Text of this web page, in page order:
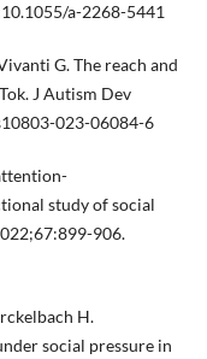
a-2268-5441
G. The reach and
J Autism Dev
023-06084-6
study of social
906.
H.
social pressure in